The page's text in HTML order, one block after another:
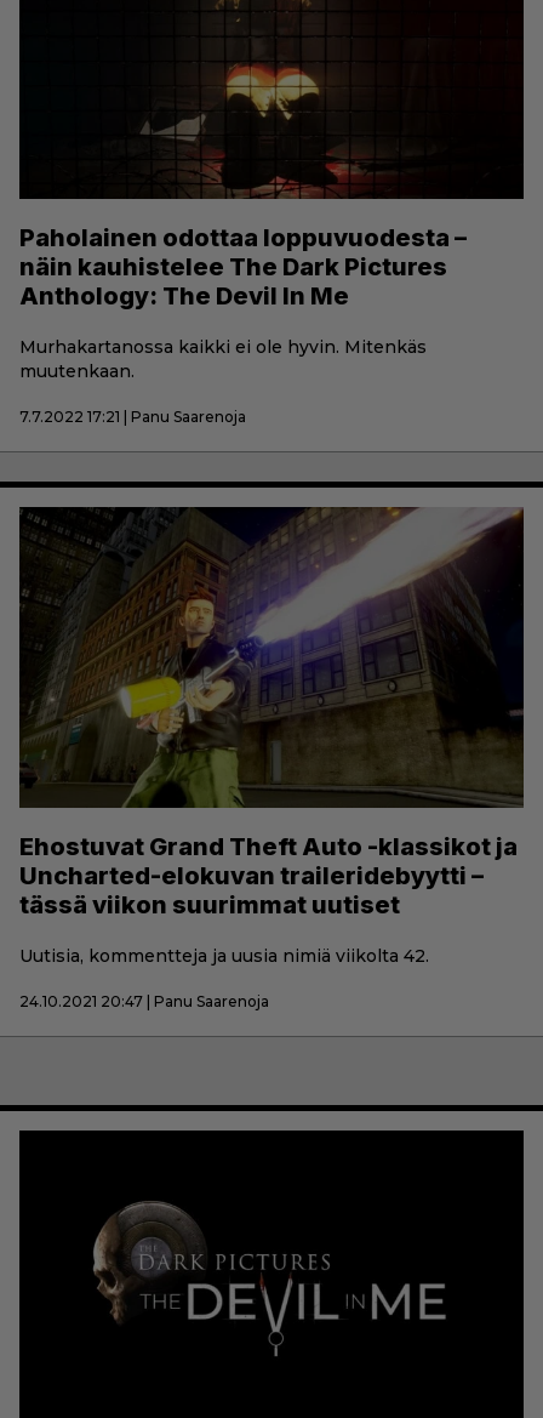
Paholainen odottaa loppuvuodesta –
näin kauhistelee The Dark Pictures
Anthology: The Devil In Me
Murhakartanossa kaikki ei ole hyvin. Mitenkäs
muutenkaan.
7.7.2022 17:21 | Panu Saarenoja
Ehostuvat Grand Theft Auto -klassikot ja
Uncharted-elokuvan traileridebyytti –
tässä viikon suurimmat uutiset
Uutisia, kommentteja ja uusia nimiä viikolta 42.
24.10.2021 20:47 | Panu Saarenoja